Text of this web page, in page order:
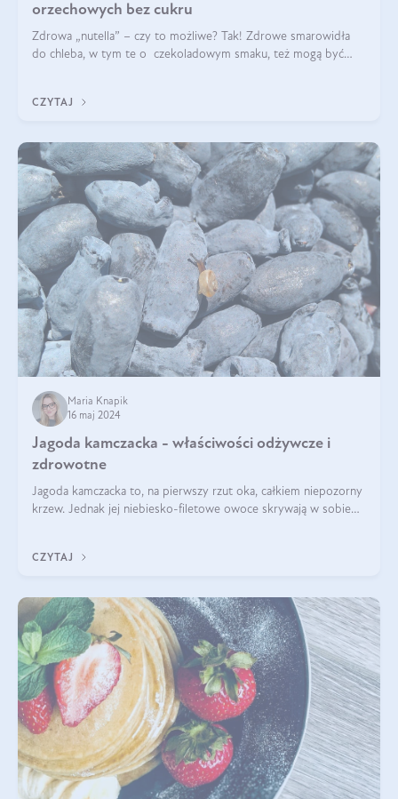
orzechowych bez cukru
Zdrowa „nutella” – czy to możliwe? Tak! Zdrowe smarowidła
do chleba, w tym te o czekoladowym smaku, też mogą być
CZYTAJ
Maria Knapik
16 maj 2024
Jagoda kamczacka - właściwości odżywcze i
zdrowotne
Jagoda kamczacka to, na pierwszy rzut oka, całkiem niepozorny
krzew. Jednak jej niebiesko-filetowe owoce skrywają w sobie
CZYTAJ